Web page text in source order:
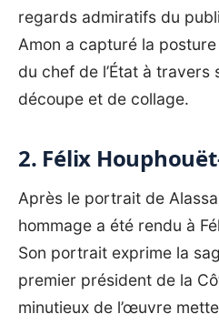
regards admiratifs du
Amon a capturé la
du chef de l’État à
découpe et de collage.
2. Félix
Après le portrait de
hommage a été rendu à
Son portrait exprime la
premier président de la
minutieux de l’œuvre